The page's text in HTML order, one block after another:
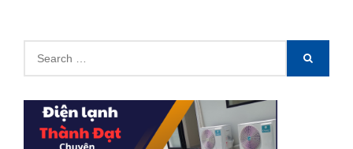
for:
SEARCH